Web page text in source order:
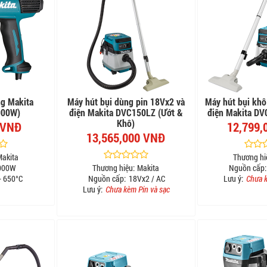
Makita
650°C
Máy hút bụi dùng pin 18Vx2 và
điện Makita DVC150LZ (Ướt &
Khô)
13,565,000 VNĐ
Thương hiệu: Makita
Nguồn cấp: 18Vx2 / AC
Lưu ý: Chưa kèm Pin và sạc
Máy hút bụi
điện Makita
Thương
Nguồn cấp:
Lưu ý: Chưa